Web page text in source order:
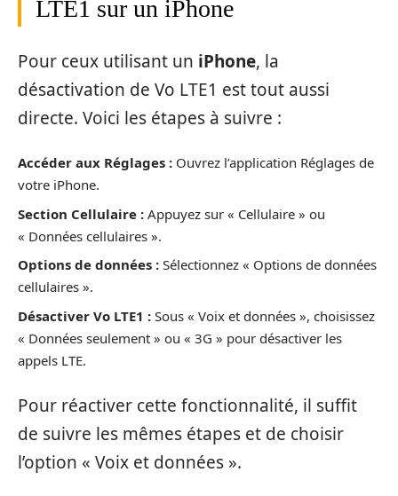
LTE1 sur un iPhone
Pour ceux utilisant un iPhone, la
désactivation de Vo LTE1 est tout aussi
directe. Voici les étapes à suivre :
Accéder aux Réglages : Ouvrez l’application Réglages de
votre iPhone.
Section Cellulaire : Appuyez sur « Cellulaire » ou
« Données cellulaires ».
Options de données : Sélectionnez « Options de données
cellulaires ».
Désactiver Vo LTE1 : Sous « Voix et données », choisissez
« Données seulement » ou « 3G » pour désactiver les
appels LTE.
Pour réactiver cette fonctionnalité, il suffit
de suivre les mêmes étapes et de choisir
l’option « Voix et données ».